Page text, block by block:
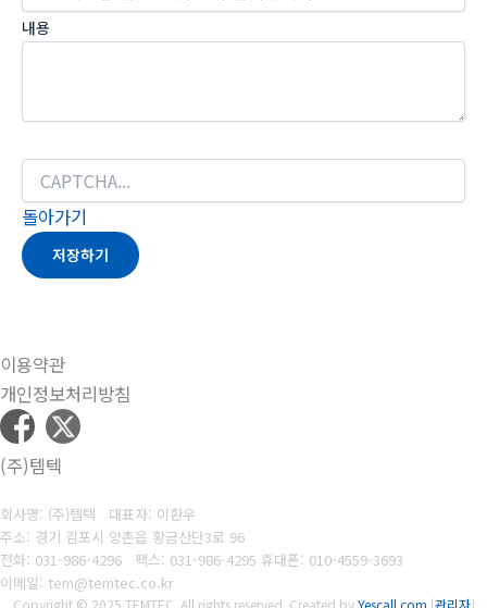
내용
돌아가기
저장하기
이용약관
개인정보처리방침
(주)템텍
회사명: (주)템텍 대표자: 이환우
주소: 경기 김포시 양촌읍 황금산단3로 96
전화: 031-986-4296
팩스: 031-986-4295 휴대폰: 010-4559-3693
이메일: tem@temtec.co.kr
Copyright © 2025 TEMTEC. All rights reserved. Created byYescall.com [관리자]